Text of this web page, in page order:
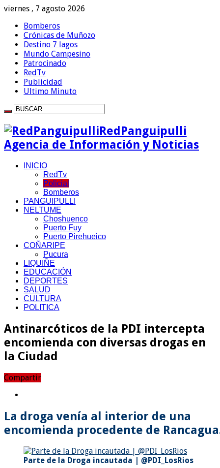
viernes , 7 agosto 2026
Bomberos
Crónicas de Muñozo
Destino 7 lagos
Mundo Campesino
Patrocinado
RedTv
Publicidad
Ultimo Minuto
RedPanguipulli
Agencia de Información y Noticias
INICIO
RedTv
Policial
Bomberos
PANGUIPULLI
NELTUME
Choshuenco
Puerto Fuy
Puerto Pirehueico
COÑARIPE
Pucura
LIQUIÑE
EDUCACIÓN
DEPORTES
SALUD
CULTURA
POLITICA
Antinarcóticos de la PDI intercepta
encomienda con diversas drogas en
la Ciudad
Compartir
La droga venía al interior de una
encomienda procedente de
Parte de la Droga incautada | @PDI_LosRios